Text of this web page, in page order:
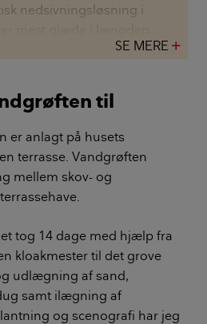
nedsivningsløsning i
SE MERE
til
er anlagt på husets
terrasse. Vandgrøften
mellem skov- og
tog 14 dage med hjælp fra
kloakmester til det grove
udlægning af sand,
samt ilægning af
og scenografi har jeg